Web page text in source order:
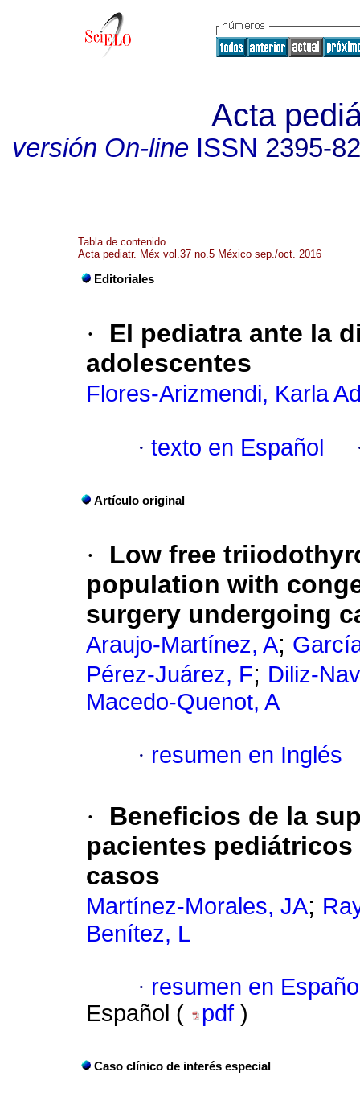
Acta
versión On-lineISSN 2395-
Tabla de contenido
Acta pediatr. Méx vol.37 no.5 México sep./oct. 2016
Editoriales
·
El pediatra ante la
adolescentes
Flores-Arizmendi, Karla
· texto en Español
Artículo original
·
Low free
population with
surgery undergoing
Araujo-Martínez, A;
Pérez-Juárez, F; Diliz-
Macedo-Quenot, A
· resumen en Inglés
·
Beneficios de la
pacientes
casos
Martínez-Morales, JA;
Benítez, L
· resumen en
Español (
pdf )
Caso clínico de interés especial